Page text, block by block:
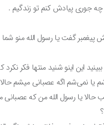
جوری پیادش کنم تو زندگیم .
گفت یا رسول الله منو شما
این اینو شنید منتها فکر نکرد
نمی‌شم اگه عصبانی میشم حالا یه
یا رسول الله من که عصبانی